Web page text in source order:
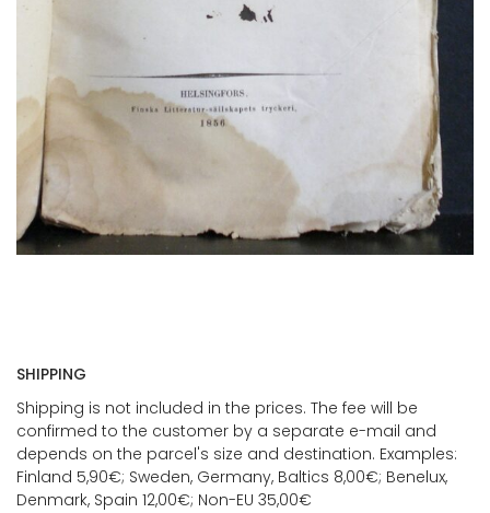
SHIPPING
Shipping is not included in the prices. The fee will be
confirmed to the customer by a separate e-mail and
depends on the parcel's size and destination. Examples:
Finland 5,90€; Sweden, Germany, Baltics 8,00€; Benelux,
Denmark, Spain 12,00€; Non-EU 35,00€